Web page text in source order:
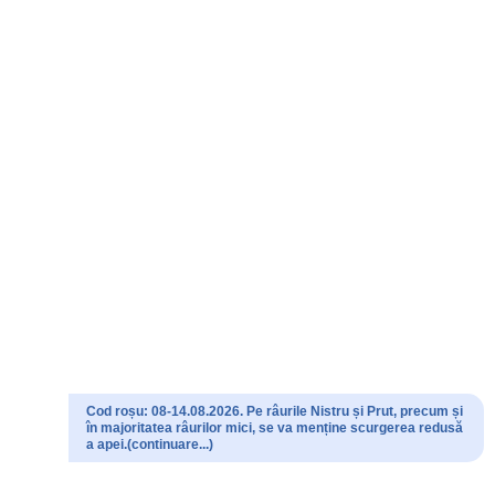
Cod roșu: 08-14.08.2026. Pe râurile Nistru și Prut, precum și
în majoritatea râurilor mici, se va menține scurgerea redusă
a apei.(continuare...)